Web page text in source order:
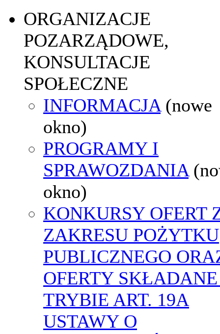
ORGANIZACJE
POZARZĄDOWE,
KONSULTACJE
SPOŁECZNE
INFORMACJA (nowe
okno)
PROGRAMY I
SPRAWOZDANIA
okno)
KONKURSY OFERT
ZAKRESU POŻYTKU
PUBLICZNEGO
OFERTY
TRYBIE ART. 19A
USTAWY O